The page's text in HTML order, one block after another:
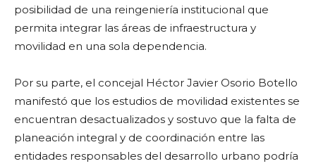
posibilidad de una reingeniería institucional que
permita integrar las áreas de infraestructura y
movilidad en una sola dependencia.
Por su parte, el concejal Héctor Javier Osorio Botello
manifestó que los estudios de movilidad existentes se
encuentran desactualizados y sostuvo que la falta de
planeación integral y de coordinación entre las
entidades responsables del desarrollo urbano podría